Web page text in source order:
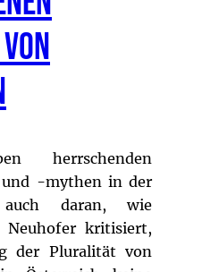
herrschenden
und -mythen in der
auch daran, wie
Neuhofer kritisiert,
der Pluralität von